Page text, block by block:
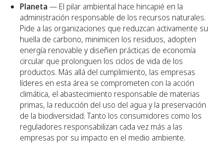
Planeta — El pilar ambiental hace hincapié en la
administración responsable de los recursos naturales.
Pide a las organizaciones que reduzcan activamente su
huella de carbono, minimicen los residuos, adopten
energía renovable y diseñen prácticas de economía
circular que prolonguen los ciclos de vida de los
productos. Más allá del cumplimiento, las empresas
líderes en esta área se comprometen con la acción
climática, el abastecimiento responsable de materias
primas, la reducción del uso del agua y la preservación
de la biodiversidad. Tanto los consumidores como los
reguladores responsabilizan cada vez más a las
empresas por su impacto en el medio ambiente.